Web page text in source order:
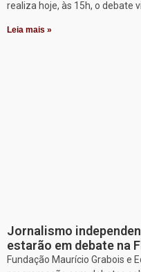
realiza hoje, às 15h, o debate
Leia mais »
Jornalismo
estarão em debate na
Fundação Maurício Grabois e